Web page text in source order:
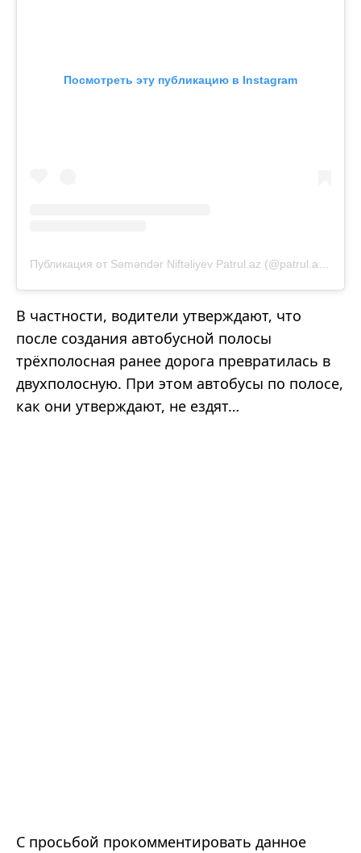
Посмотреть эту публикацию в Instagram
Публикация от Səməndər Niftəliyev Patrul.az (@patrul.az.official)
В частности, водители утверждают, что
после создания автобусной полосы
трёхполосная ранее дорога превратилась в
двухполосную. При этом автобусы по полосе,
как они утверждают, не ездят…
С просьбой прокомментировать данное